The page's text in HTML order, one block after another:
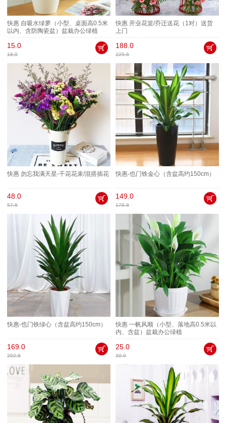
快惠 自吸水绿萝（小型、桌面高0.5米
以内、含防陶瓷盆）盆栽办公绿植
15.0
18.0
快惠 开业花篮/乔迁送花（1对）送货
上门
188.0
225.6
快惠 勿忘我满天星-干花花束/混搭插花
48.0
57.6
快惠-也门铁金心（含盆高约150cm）
149.0
178.8
快惠-也门铁绿心（含盆高约150cm）
169.0
202.8
快惠 一帆风顺（小型、落地高0.5米以
内、含盆）盆栽办公绿植
25.0
30.0